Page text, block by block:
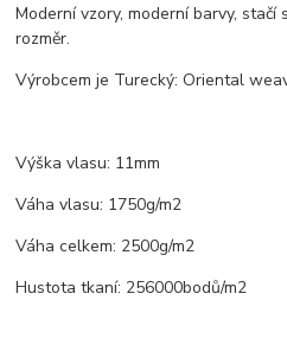
Moderní vzory, moderní barvy,
rozměr.
Výrobcem je Turecký: Oriental
Výška vlasu: 11mm
Váha vlasu: 1750g/m2
Váha celkem: 2500g/m2
Hustota tkaní: 256000bodů/m2